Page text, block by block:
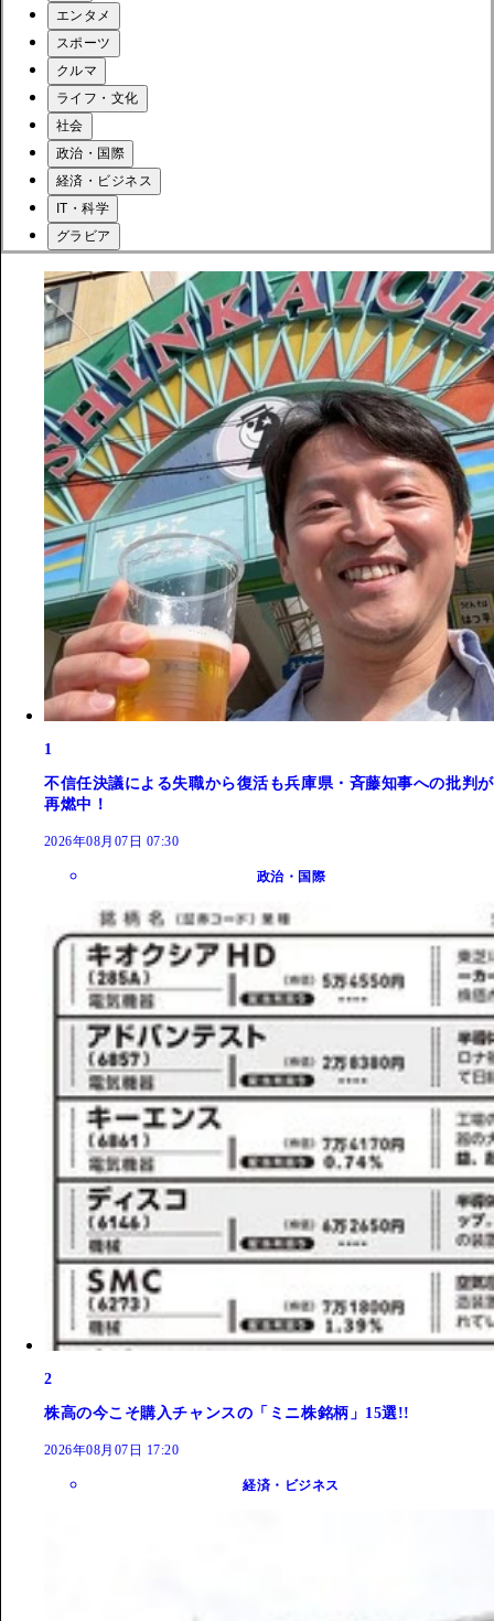
エンタメ
スポーツ
クルマ
ライフ・文化
社会
政治・国際
経済・ビジネス
IT・科学
グラビア
1
不信任決議による失職から復活も兵庫県・斉藤知事への批判が
再燃中！
2026年08月07日 07:30
政治・国際
2
株高の今こそ購入チャンスの「ミニ株銘柄」15選!!
2026年08月07日 17:20
経済・ビジネス